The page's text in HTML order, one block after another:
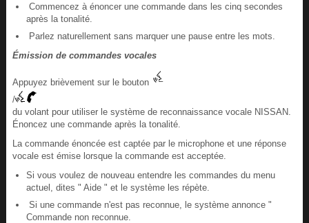
Commencez à énoncer une commande dans les cinq secondes
après la tonalité.
Parlez naturellement sans marquer une pause entre les mots.
Émission de commandes vocales
Appuyez brièvement sur le bouton
/
du volant pour utiliser le système de reconnaissance vocale NISSAN.
Énoncez une commande après la tonalité.
La commande énoncée est captée par le microphone et une réponse
vocale est émise lorsque la commande est acceptée.
Si vous voulez de nouveau entendre les commandes du menu
actuel, dites " Aide " et le système les répète.
Si une commande n'est pas reconnue, le système annonce "
Commande non reconnue.